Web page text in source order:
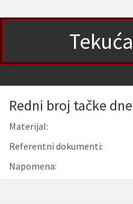
Redni broj tačke
Materijal:
Referentni dokumenti:
Napomena: